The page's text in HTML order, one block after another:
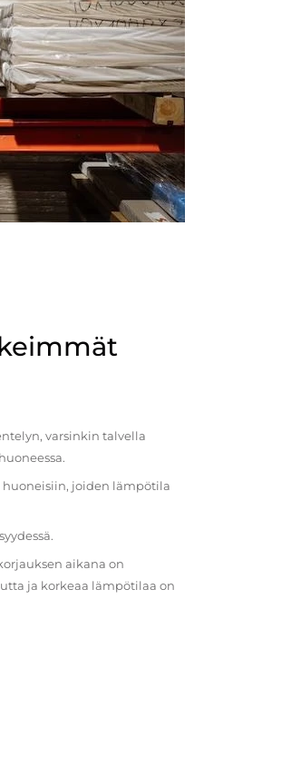
varsinkin talvella
joiden lämpötila
aikana on
ja korkeaa lämpötilaa on